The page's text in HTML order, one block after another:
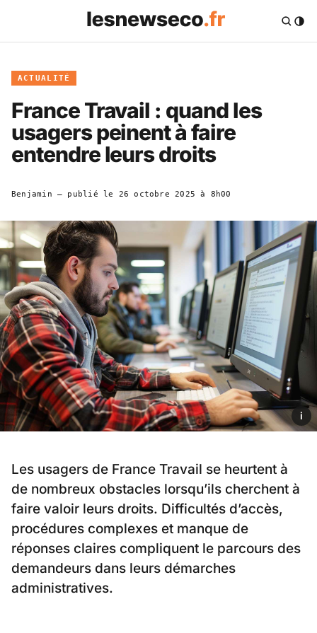
ACTUALITÉ
France Travail : quand les
usagers peinent à faire
entendre leurs droits
Benjamin — publié le 26 octobre 2025 à 8h00
i
Les usagers de France Travail se heurtent à
de nombreux obstacles lorsqu’ils cherchent à
faire valoir leurs droits. Difficultés d’accès,
procédures complexes et manque de
réponses claires compliquent le parcours des
demandeurs dans leurs démarches
administratives.